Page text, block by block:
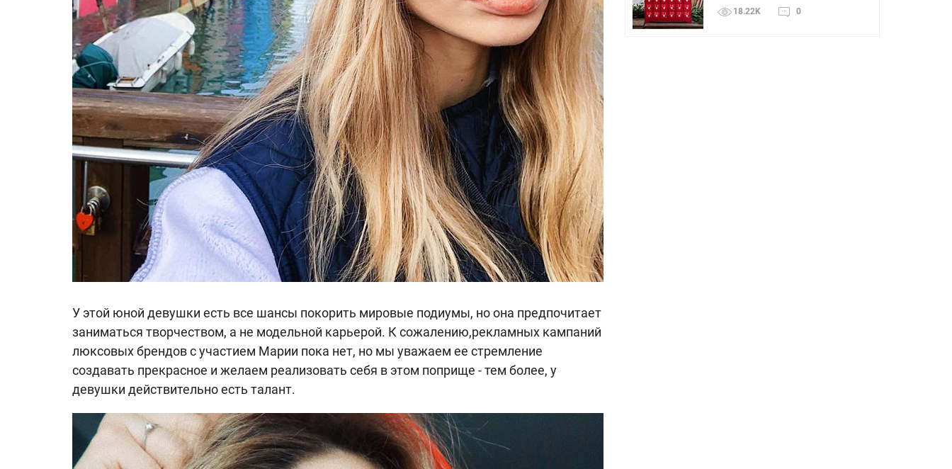
У этой юной девушки есть все шансы покорить мировые подиумы, но она предпочитает
заниматься творчеством, а не модельной карьерой. К сожалению,рекламных кампаний
люксовых брендов с участием Марии пока нет, но мы уважаем ее стремление
создавать прекрасное и желаем реализовать себя в этом поприще - тем более, у
девушки действительно есть талант.
18.22K 0